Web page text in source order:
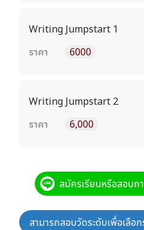
Writing Jumpstart 1
ราคา
6000
Writing Jumpstart 2
ราคา
6,000
สมัครเรียนหรือสอบถ